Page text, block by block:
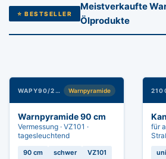
⭐ BESTSELLER
Meistverkaufte
Ölprodukte
WAPY90/238 Warnpyramide
Warnpyramide 90 cm
Vermessung · VZ101 ·
tagesleuchtend
90 cm schwer VZ101
für